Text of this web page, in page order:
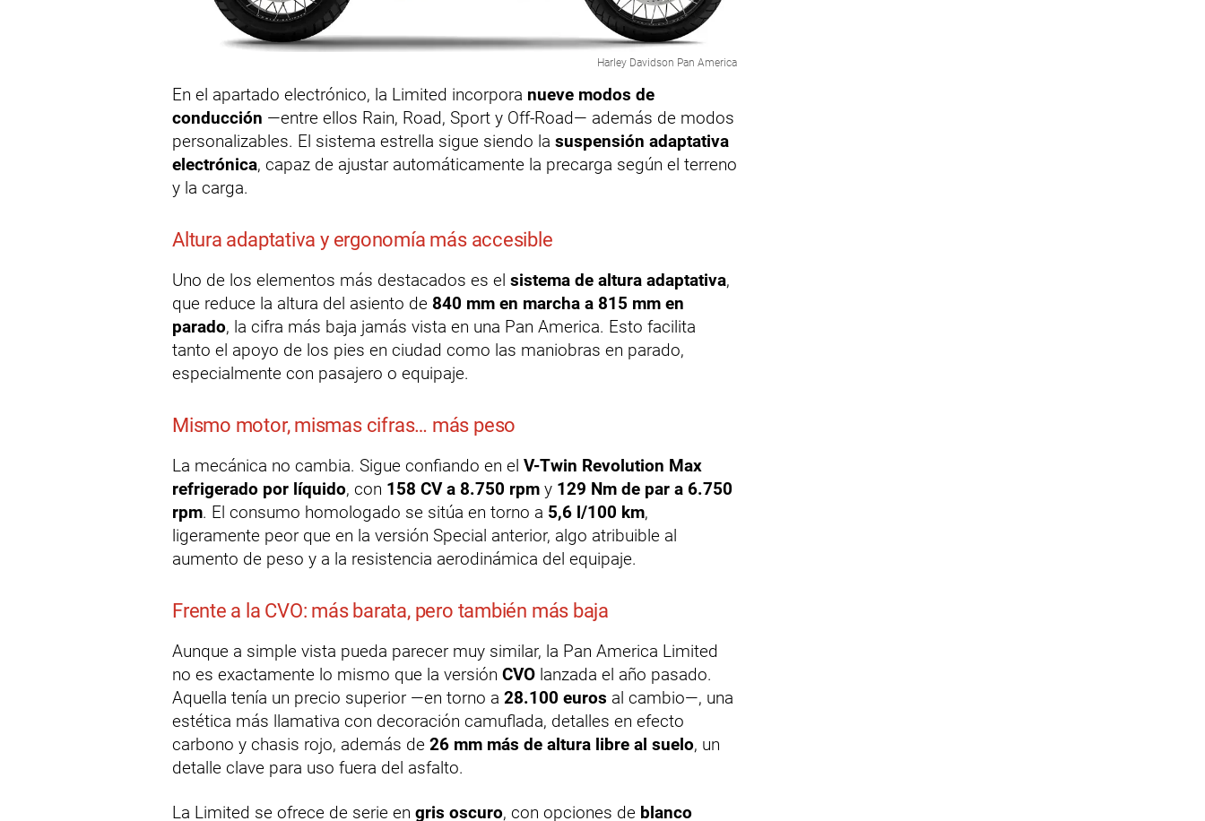
Harley Davidson Pan America
En el apartado electrónico, la Limited incorpora nueve modos de
conducción —entre ellos Rain, Road, Sport y Off-Road— además de modos
personalizables. El sistema estrella sigue siendo la suspensión adaptativa
electrónica, capaz de ajustar automáticamente la precarga según el terreno
y la carga.
Altura adaptativa y ergonomía más accesible
Uno de los elementos más destacados es el sistema de altura adaptativa,
que reduce la altura del asiento de 840 mm en marcha a 815 mm en
parado, la cifra más baja jamás vista en una Pan America. Esto facilita
tanto el apoyo de los pies en ciudad como las maniobras en parado,
especialmente con pasajero o equipaje.
Mismo motor, mismas cifras… más peso
La mecánica no cambia. Sigue confiando en el V-Twin Revolution Max
refrigerado por líquido, con 158 CV a 8.750 rpm y 129 Nm de par a 6.750
rpm. El consumo homologado se sitúa en torno a 5,6 l/100 km,
ligeramente peor que en la versión Special anterior, algo atribuible al
aumento de peso y a la resistencia aerodinámica del equipaje.
Frente a la CVO: más barata, pero también más baja
Aunque a simple vista pueda parecer muy similar, la Pan America Limited
no es exactamente lo mismo que la versión CVO lanzada el año pasado.
Aquella tenía un precio superior —en torno a 28.100 euros al cambio—, una
estética más llamativa con decoración camuflada, detalles en efecto
carbono y chasis rojo, además de 26 mm más de altura libre al suelo, un
detalle clave para uso fuera del asfalto.
La Limited se ofrece de serie en gris oscuro, con opciones de blanco